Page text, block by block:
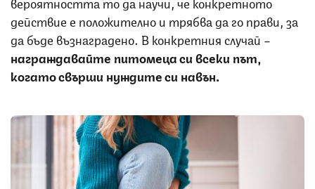
действие е положително и трябва да го прави, за
да бъде възнаградено. В конкретния случай –
награждавайте питомеца си всеки път,
когато свърши нуждите си навън.